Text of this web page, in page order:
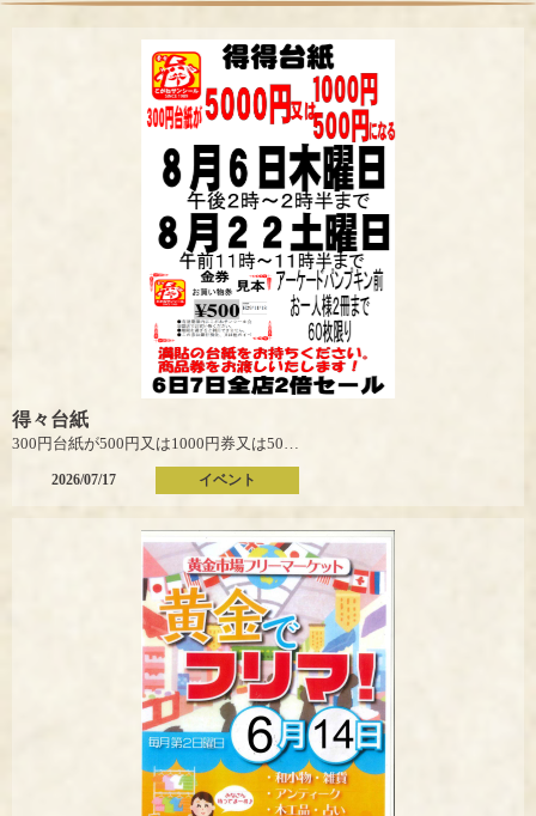
得々台紙
300円台紙が500円又は1000円券又は5000円券になる！
お一人様2冊まで
60枚限り
アーケードパンプキン前
2026/07/17 イベント